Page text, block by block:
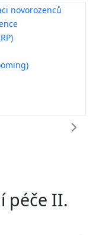
novorozenců
péče II.